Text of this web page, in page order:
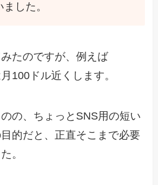
した。
たのですが、例えば
100ドル近くします。
の、ちょっとSNS用の短い
的だと、正直そこまで必要
。